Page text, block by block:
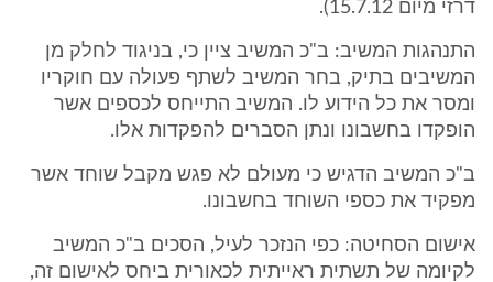
דרזי מיום 15.7.12).
התנהגות המשיב: ב"כ המשיב ציין כי, בניגוד לחלק מן
המשיבים בתיק, בחר המשיב לשתף פעולה עם חוקריו
ומסר את כל הידוע לו. המשיב התייחס לכספים אשר
הופקדו בחשבונו ונתן הסברים להפקדות אלו.
ב"כ המשיב הדגיש כי מעולם לא פגש מקבל שוחד אשר
מפקיד את כספי השוחד בחשבונו.
אישום הסחיטה: כפי הנזכר לעיל, הסכים ב"כ המשיב
לקיומה של תשתית ראייתית לכאורית ביחס לאישום זה,